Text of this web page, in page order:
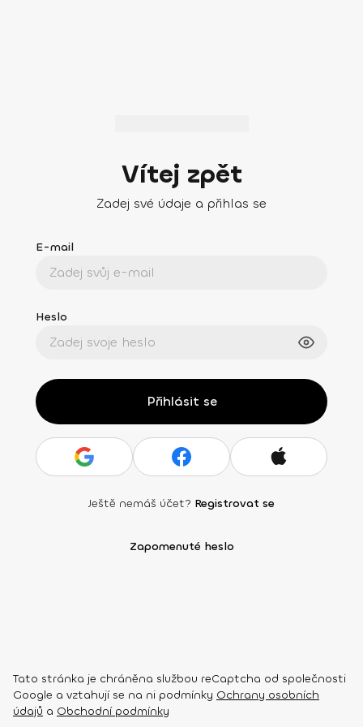
Vítej zpět
Zadej své údaje a přihlas se
E-mail
Heslo
Přihlásit se
Ještě nemáš účet? Registrovat se
Zapomenuté heslo
Tato stránka je chráněna službou reCaptcha od společnosti
Google a vztahují se na ni podmínky Ochrany osobních
údajů a Obchodní podmínky